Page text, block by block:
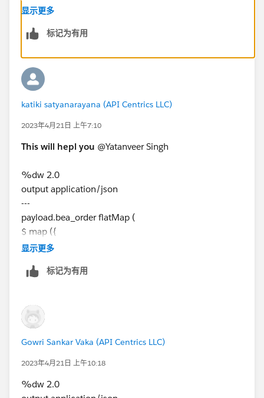
Expected Output:
[
   {
      "id":"a3I1T000003E6SQUA0",
   },
   {
      "flag":"false"
   },
      "id":"a3Iq0000000OhnWEAS",
      "flag":"false"
   },
      "id":"a3I1T000003E6SOUA0",
]
%dw 2.0
    $ map ({
        flag: false
显示更多
标记为有用
katiki satyanarayana (API Centrics LLC)
2023年4月21日 上午7:10
This will hepl you @Yatanveer Singh​ ​
%dw 2.0
output application/json
---
payload.bea_order flatMap (
$ map ({
id : $.Id,
})
显示更多
标记为有用
Gowri Sankar Vaka (API Centrics LLC)
2023年4月21日 上午10:18
%dw 2.0